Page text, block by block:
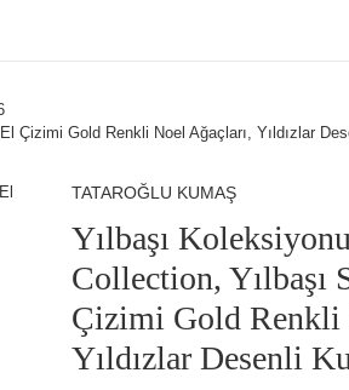
Çizimi Gold Renkli Noel Ağaçları, Yıldızlar
TATAROĞLU KUMAŞ
Yılbaşı
Collection, Yılbaşı
Çizimi Gold Renkli
Yıldızlar Desenli